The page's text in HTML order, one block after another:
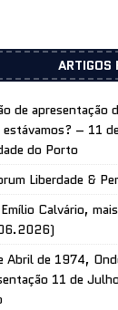
ARTIGOS
de
estávamos? – 11
do Porto
Liberdade &
Calvário,
Abril de 1974,
11 de